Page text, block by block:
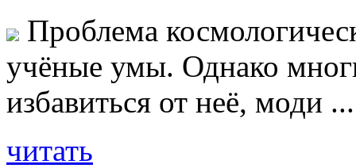
Проблема
учёные умы. Однако
избавиться от неё, моди ...
читать